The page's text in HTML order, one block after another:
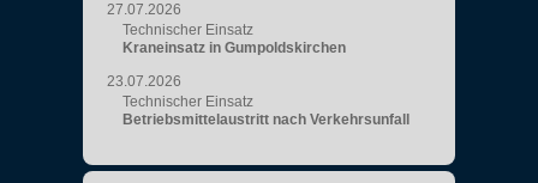
27.07.2026
Technischer Einsatz
Kraneinsatz in Gumpoldskirchen
23.07.2026
Technischer Einsatz
Betriebsmittelaustritt nach Verkehrsunfall